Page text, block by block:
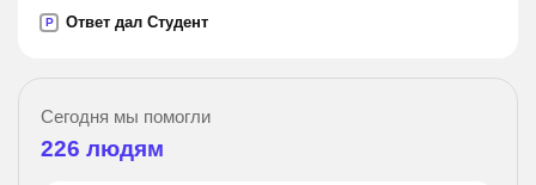
P Ответ дал Студент
Сегодня мы помогли
226 людям